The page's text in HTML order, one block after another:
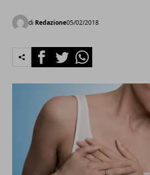
di Redazione05/02/2018
FacebookTwitterWhatsapp